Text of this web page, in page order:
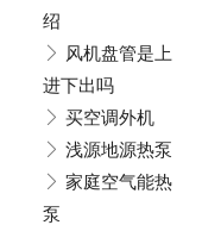
绍
风机盘管是上
进下出吗
买空调外机
浅源地源热泵
家庭空气能热
泵